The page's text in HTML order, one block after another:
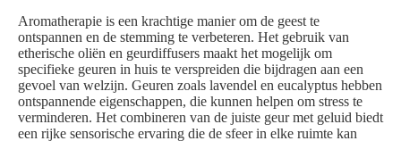
Aromatherapie is een krachtige manier om de geest te
ontspannen en de stemming te verbeteren. Het gebruik van
etherische oliën en geurdiffusers maakt het mogelijk om
specifieke geuren in huis te verspreiden die bijdragen aan een
gevoel van welzijn. Geuren zoals lavendel en eucalyptus hebben
ontspannende eigenschappen, die kunnen helpen om stress te
verminderen. Het combineren van de juiste geur met geluid biedt
een rijke sensorische ervaring die de sfeer in elke ruimte kan